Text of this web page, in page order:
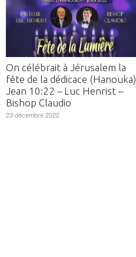
On célébrait à Jérusalem la
fête de la dédicace (Hanouka)
Jean 10:22 – Luc Henrist –
Bishop Claudio
23 décembre 2022